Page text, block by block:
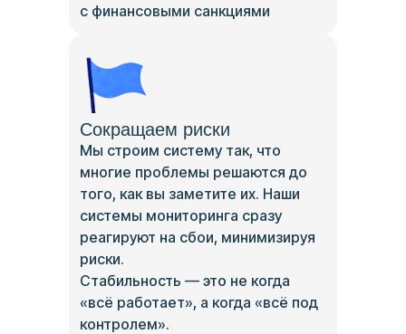
с финансовыми санкциями
Сокращаем риски
Мы строим систему так, что
многие проблемы решаются до
того, как вы заметите их. Наши
системы мониторинга сразу
реагируют на сбои, минимизируя
риски.
Стабильность — это не когда
«всё работает», а когда «всё под
контролем».